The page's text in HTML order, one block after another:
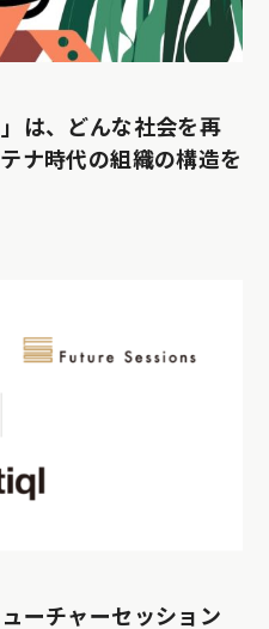
は、どんな社会を再
ナ時代の組織の構造を
ーチャーセッション